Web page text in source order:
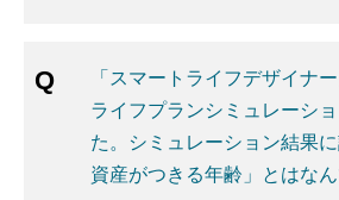
「スマートライフデザイナ
ライフプランシミュレーシ
た。シミュレーション結果
資産がつきる年齢」とはな